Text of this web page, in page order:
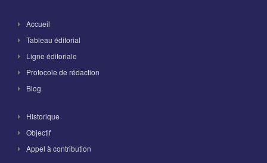
Accueil
Tableau éditorial
Ligne éditoriale
Protocole de rédaction
Blog
Historique
Objectif
Appel à contribution